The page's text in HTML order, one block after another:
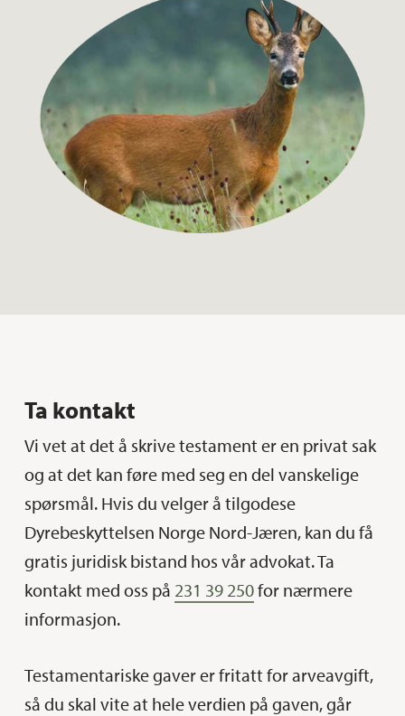
Ta kontakt
Vi vet at det å skrive testament er en privat sak
og at det kan føre med seg en del vanskelige
spørsmål. Hvis du velger å tilgodese
Dyrebeskyttelsen Norge Nord-Jæren, kan du få
gratis juridisk bistand hos vår advokat. Ta
kontakt med oss på 231 39 250for nærmere
informasjon.
Testamentariske gaver er fritatt for arveavgift,
så du skal vite at hele verdien på gaven, går